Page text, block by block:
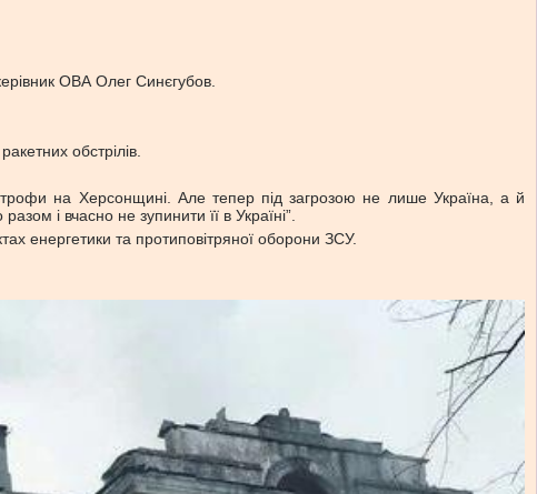
ОВА Олег Синєгубов.
обстрілів.
на Херсонщині. Але тепер під загрозою не лише Україна, а й
і вчасно не зупинити її в Україні”.
енергетики та протиповітряної оборони ЗСУ.